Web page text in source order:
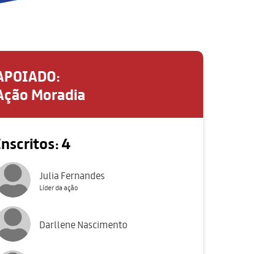
Moradia
4
Julia Fernandes
Líder da ação
Darllene Nascimento